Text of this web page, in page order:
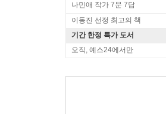
나민애 작가 7문 7답
이동진 선정 최고의 책
기간 한정 특가 도서
오직, 예스24에서만